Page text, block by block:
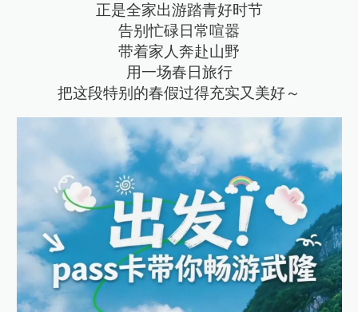
正是全家出游踏青好时节
告别忙碌日常喧嚣
带着家人奔赴山野
用一场春日旅行
把这段特别的春假过得充实又美好～